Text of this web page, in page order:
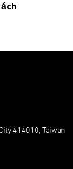
414010, Taiwan